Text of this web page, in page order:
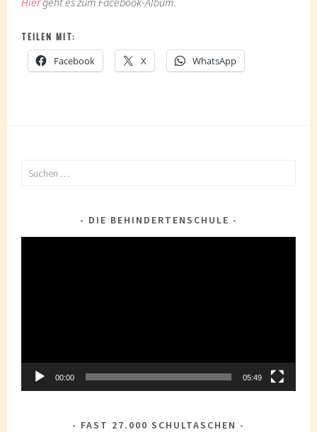
TEILEN MIT:
Facebook X WhatsApp
Suchen
DIE BEHINDERTENSCHULE
00:00 05:49
FAST 27.000 SCHULTASCHEN